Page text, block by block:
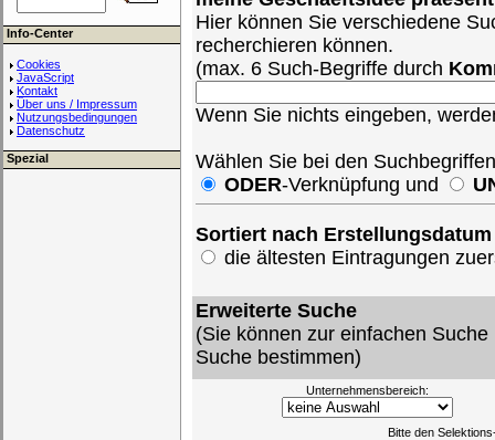
Info-Center
Cookies
JavaScript
Kontakt
Über uns / Impressum
Nutzungsbedingungen
Datenschutz
Spezial
Hier können Sie verschiedene
recherchieren können.
(max. 6 Such-Begriffe durch
Wenn Sie nichts eingeben,
Wählen Sie bei den
ODER-Verknüpfung und
Sortiert nach Erstellungsdatum
die ältesten Eintragungen
Erweiterte Suche
(Sie können zur einfachen
Suche bestimmen)
Unternehmensbereich:
Bitte den